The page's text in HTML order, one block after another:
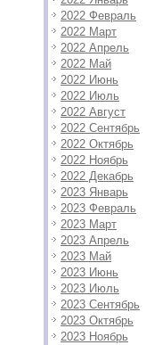
2022 Февраль
2022 Март
2022 Апрель
2022 Май
2022 Июнь
2022 Июль
2022 Август
2022 Сентябрь
2022 Октябрь
2022 Ноябрь
2022 Декабрь
2023 Январь
2023 Февраль
2023 Март
2023 Апрель
2023 Май
2023 Июнь
2023 Июль
2023 Сентябрь
2023 Октябрь
2023 Ноябрь